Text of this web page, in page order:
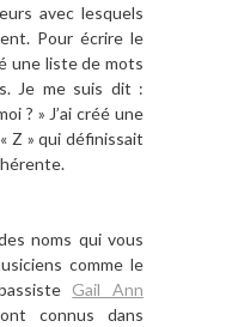
avec lesquels
Pour écrire le
une liste de mots
Je me suis dit :
? » J’ai créé une
Z » qui définissait
noms qui vous
comme le
Gail Ann
connus dans